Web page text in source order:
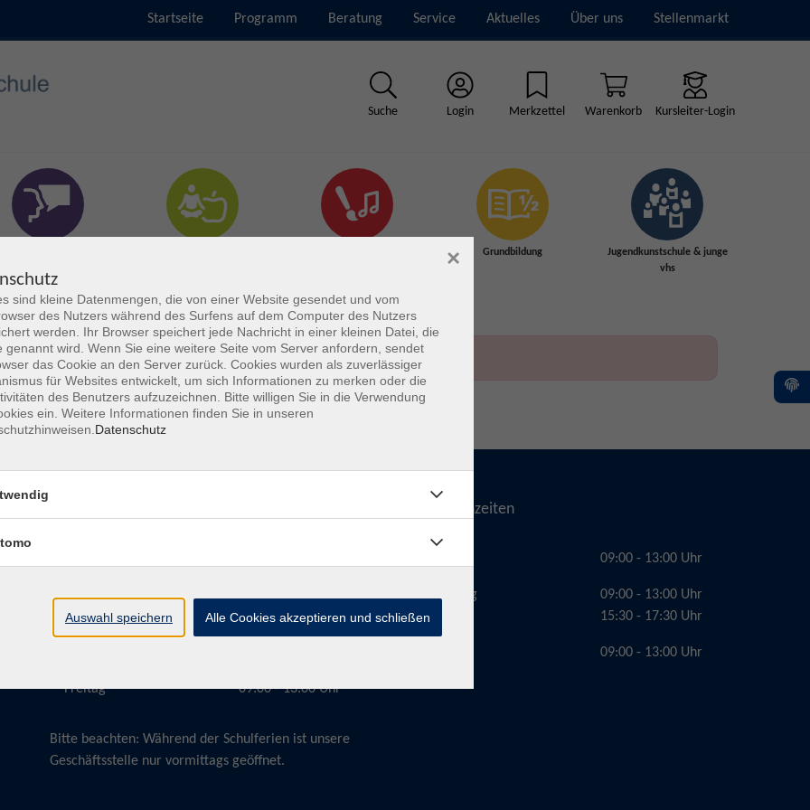
Startseite Programm Beratung Service Aktuelles Über uns Stellenmarkt
Suche Login Merkzettel Warenkorb Kursleiter-Login
Grundbildung
Jugendkunstschule & junge
vhs
Dienstag
Freitag
15:30 - 17:30 Uhr
09:00 - 13:00 Uhr
Bitte beachten: Während der Schulferien ist unsere
Geschäftsstelle nur vormittags geöffnet.
Telefonzeiten
Dienstag
09:00 - 13:00 Uhr
09:00 - 13:00 Uhr
15:30 - 17:30 Uhr
09:00 - 13:00 Uhr
sind kleine Datenmengen, die von einer Website gesendet und vom
des Nutzers während des Surfens auf dem Computer des Nutzers
werden. Ihr Browser speichert jede Nachricht in einer kleinen Datei, die
genannt wird. Wenn Sie eine weitere Seite vom Server anfordern, sendet
das Cookie an den Server zurück. Cookies wurden als zuverlässiger
für Websites entwickelt, um sich Informationen zu merken oder die
des Benutzers aufzuzeichnen. Bitte willigen Sie in die Verwendung
ein. Weitere Informationen finden Sie in unseren
Datenschutz
×
Auswahl speichern Alle Cookies akzeptieren und schließen